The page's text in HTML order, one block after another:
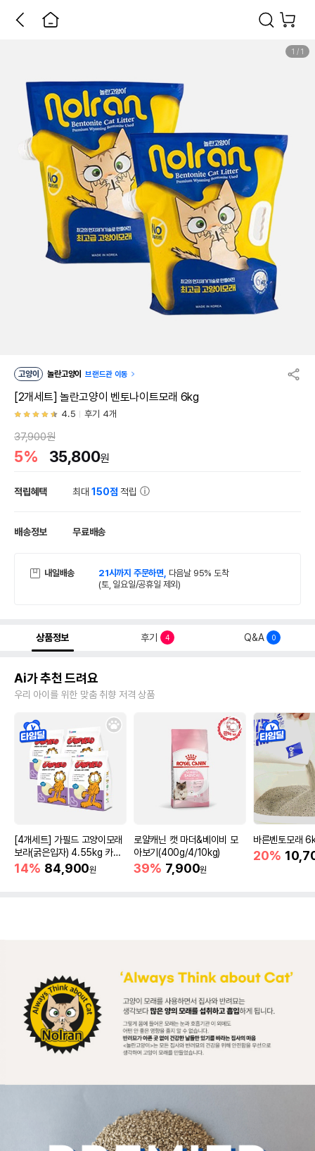
1 / 1
고양이 놀란고양이 브랜드관 이동
[2개세트] 놀란고양이 벤토나이트모래 6kg
4.5 후기 4개
37,900원
5% 35,800원
적립혜택 최대150점 적립
배송정보 무료배송
내일배송 21시까지 주문하면, 다음날 95% 도착
(토, 일요일/공휴일 제외)
상품정보 후기 4 Q&A 0
Ai가 추천 드려요
우리 아이를 위한 맞춤 취향 저격 상품
[4개세트] 가필드 고양이모래
보라(굵은입자) 4.55kg 카사
바모래
14% 84,900원
로얄캐닌 캣 마더&베이비 모
아보기(400g/4/10kg)
39% 7,900원
바른벤토모래
20%